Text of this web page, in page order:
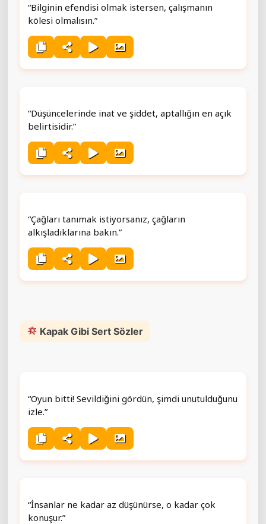
“Bilginin efendisi olmak istersen, çalışmanın
kölesi olmalısın.”
“Düşüncelerinde inat ve şiddet, aptallığın en açık
belirtisidir.”
“Çağları tanımak istiyorsanız, çağların
alkışladıklarına bakın.”
Kapak Gibi Sert Sözler
“Oyun bitti! Sevildiğini gördün, şimdi unutulduğunu
izle.”
“İnsanlar ne kadar az düşünürse, o kadar çok
konuşur.”